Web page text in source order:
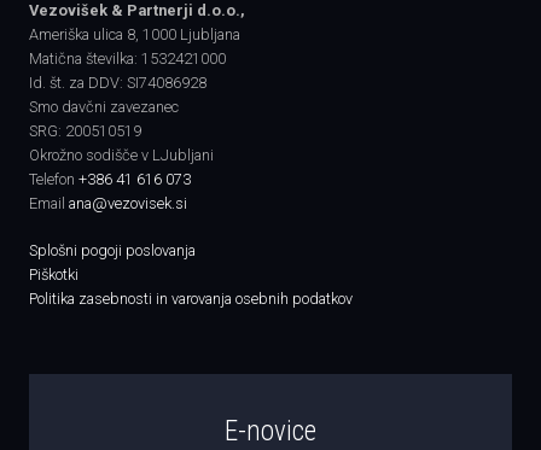
Vezovišek & Partnerji d.o.o.,
Ameriška ulica 8, 1000 Ljubljana
Matična številka: 1532421000
Id. št. za DDV: SI74086928
Smo davčni zavezanec
SRG: 200510519
Okrožno sodišče v LJubljani
Telefon +386 41 616 073
Email ana@vezovisek.si
Splošni pogoji poslovanja
Piškotki
Politika zasebnosti in varovanja osebnih podatkov
E-novice